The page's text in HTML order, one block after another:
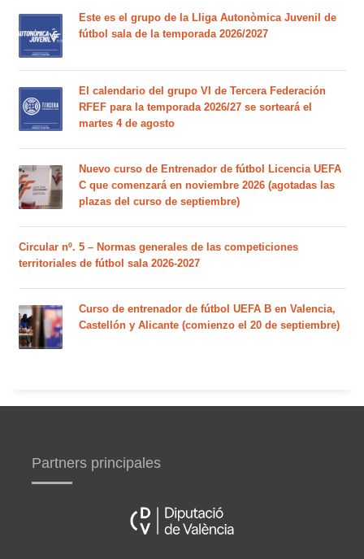
Este es el grupo de la Lliga Autonòmica Juvenil de
fútbol sala de la temporada 2026/2027
El calendario del grupo VI de Tercera Federación
RFEF para la temporada 2026/27 se sorteará el
martes 4 de agosto
Nuevo curso de Entrenador de fútbol Licencia UEFA
C que comenzará en noviembre 2026 (agotadas las
plazas del curso de septiembre)
Circular nº. 5 – Normas generales de las competiciones
territoriales de fútbol sala 2026-2027
Curso de entrenador de fútbol UEFA B en Valencia,
Castellón y Alicante (comienzo el 20 de septiembre)
Partners principales